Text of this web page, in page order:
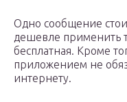
Одно сообщение
дешевле применить
бесплатная. Кроме
приложением не
интернету.